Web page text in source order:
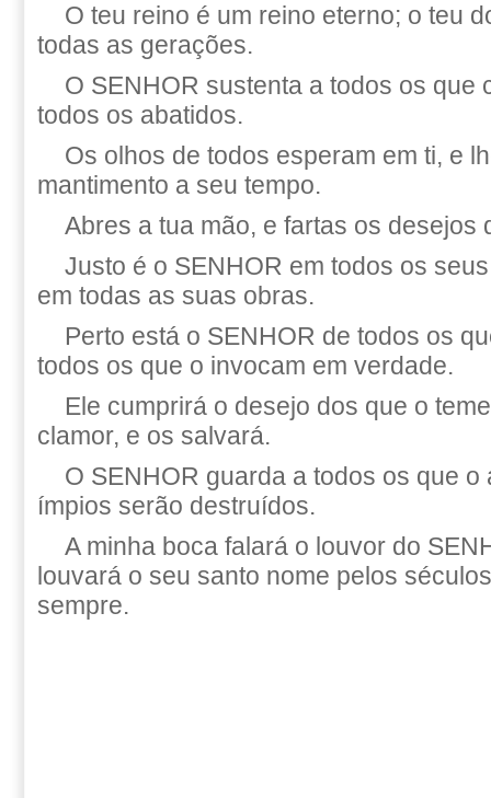
O teu reino é um reino eterno; o teu
todas as gerações.
O SENHOR sustenta a todos os que
todos os abatidos.
Os olhos de todos esperam em ti, e
mantimento a seu tempo.
Abres a tua mão, e fartas os desejos
Justo é o SENHOR em todos os
em todas as suas obras.
Perto está o SENHOR de todos os
todos os que o invocam em verdade.
Ele cumprirá o desejo dos que o
clamor, e os salvará.
O SENHOR guarda a todos os que o
ímpios serão destruídos.
A minha boca falará o louvor do
louvará o seu santo nome pelos
sempre.